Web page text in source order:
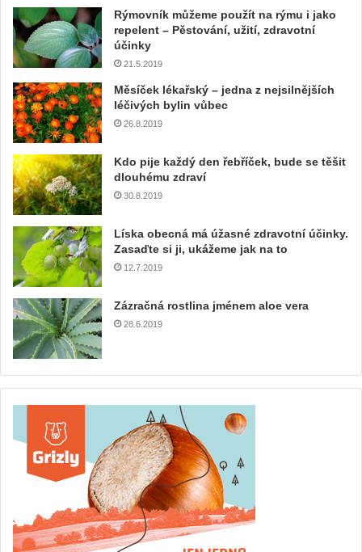
Rýmovník můžeme použít na rýmu i jako
repelent – Pěstování, užití, zdravotní
účinky
21.5.2019
Měsíček lékařský – jedna z nejsilnějších
léčivých bylin vůbec
26.8.2019
Kdo pije každý den řebříček, bude se těšit
dlouhému zdraví
30.8.2019
Líska obecná má úžasné zdravotní účinky.
Zasaďte si ji, ukážeme jak na to
12.7.2019
Zázračná rostlina jménem aloe vera
28.6.2019